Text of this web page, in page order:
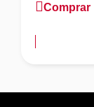
Comprar